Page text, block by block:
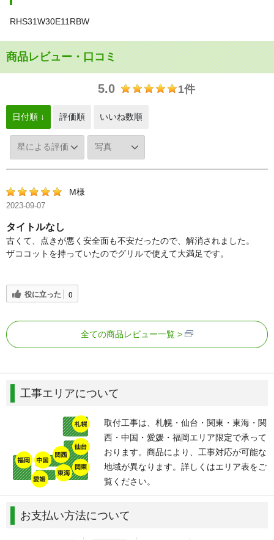
RHS31W30E11RBW
商品レビュー・口コミ
5.0 1件
日付順 ↓ 評価順 いいね数順
M様
2023-09-07
タイトルなし
古くて、点きが悪く安全面も不安だったので、解消されました。
ザココットを持っていたのでグリルで使えて大満足です。
役に立った 0
全ての商品レビュー一覧
工事エリアについて
取付工事は、札幌・仙台・関東・東海・関
西・中国・愛媛・福岡エリア限定で承って
おります。商品により、工事対応が可能な
地域が異なります。詳しくはエリア表をご
覧ください。
お支払い方法について